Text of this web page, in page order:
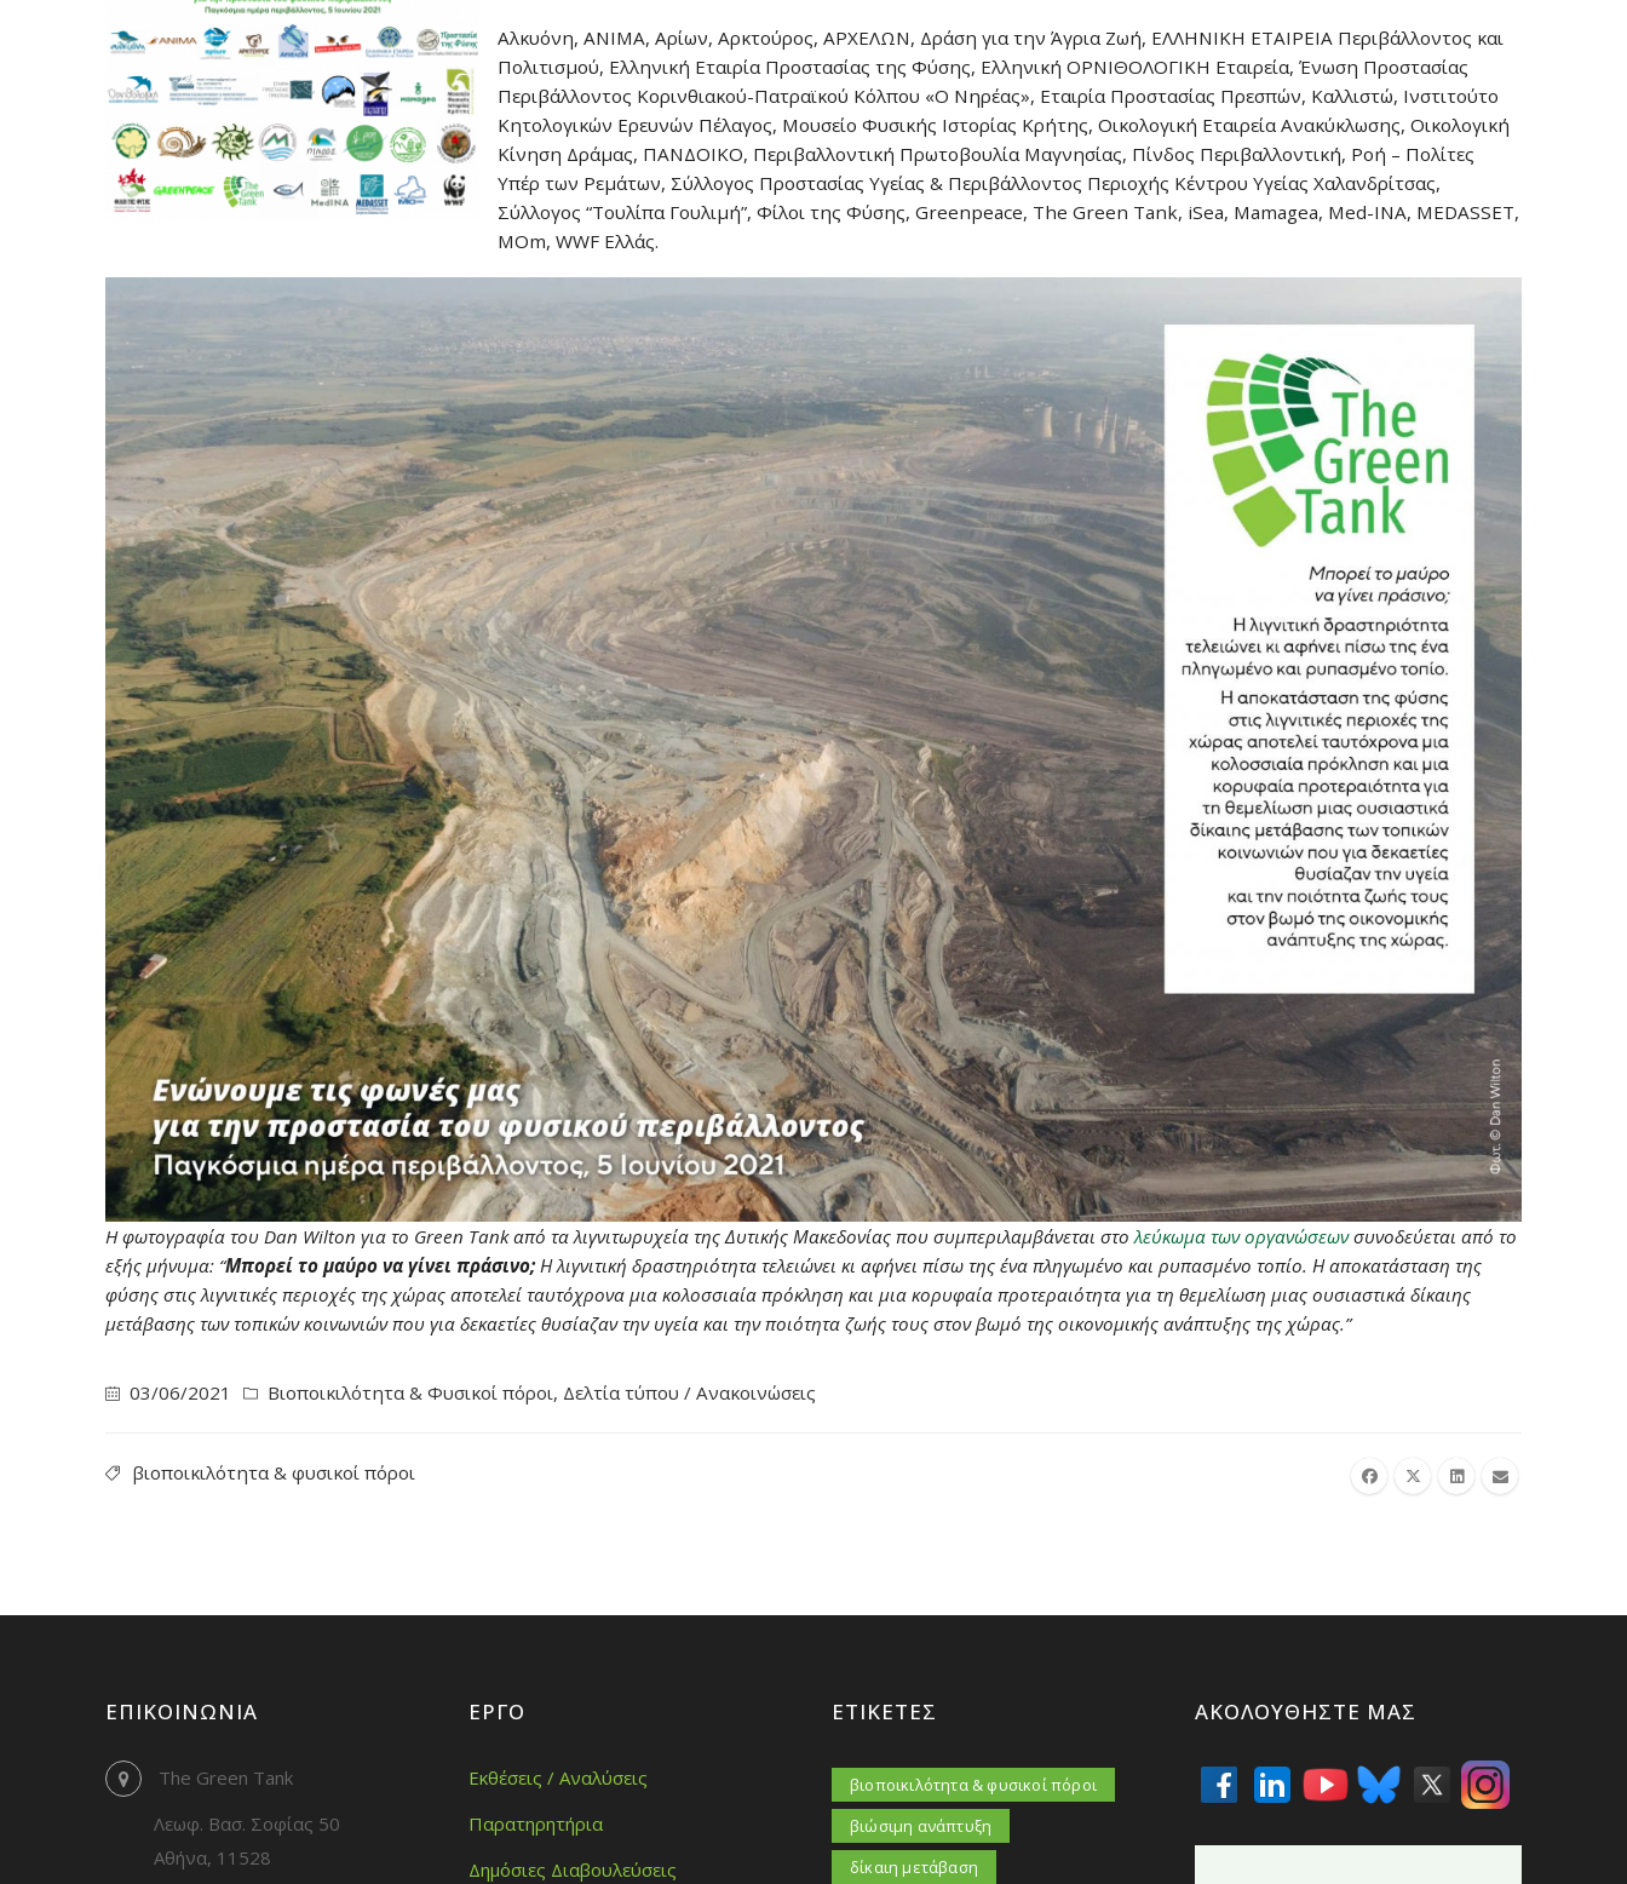
Αλκυόνη, ΑΝΙΜΑ, Αρίων, Αρκτούρος, ΑΡΧΕΛΩΝ, Δράση για την Άγρια Ζωή, ΕΛΛΗΝΙΚΗ ΕΤΑΙΡΕΙΑ Περιβάλλοντος και
Πολιτισμού, Ελληνική Εταιρία Προστασίας της Φύσης, Ελληνική ΟΡΝΙΘΟΛΟΓΙΚΗ Εταιρεία, Ένωση Προστασίας
Περιβάλλοντος Κορινθιακού-Πατραϊκού Κόλπου «Ο Νηρέας», Εταιρία Προστασίας Πρεσπών, Καλλιστώ, Ινστιτούτο
Κητολογικών Ερευνών Πέλαγος, Μουσείο Φυσικής Ιστορίας Κρήτης, Οικολογική Εταιρεία Ανακύκλωσης, Οικολογική
Κίνηση Δράμας, ΠΑΝΔΟΙΚΟ, Περιβαλλοντική Πρωτοβουλία Μαγνησίας, Πίνδος Περιβαλλοντική, Ροή – Πολίτες
Υπέρ των Ρεμάτων, Σύλλογος Προστασίας Υγείας & Περιβάλλοντος Περιοχής Κέντρου Υγείας Χαλανδρίτσας,
Σύλλογος “Τουλίπα Γουλιμή”, Φίλοι της Φύσης, Greenpeace, The Green Tank, iSea, Mamagea, Med-INA, MEDASSET,
MOm, WWF Ελλάς.
H φωτογραφία του Dan Wilton για το Green Tank από τα λιγνιτωρυχεία της Δυτικής Μακεδονίας που συμπεριλαμβάνεται στο λεύκωμα των οργανώσεωνσυνοδεύεται από το
εξής μήνυμα: “Μπορεί το μαύρο να γίνει πράσινο; Η λιγνιτική δραστηριότητα τελειώνει κι αφήνει πίσω της ένα πληγωμένο και ρυπασμένο τοπίο. Η αποκατάσταση της
φύσης στις λιγνιτικές περιοχές της χώρας αποτελεί ταυτόχρονα μια κολοσσιαία πρόκληση και μια κορυφαία προτεραιότητα για τη θεμελίωση μιας ουσιαστικά δίκαιης
μετάβασης των τοπικών κοινωνιών που για δεκαετίες θυσίαζαν την υγεία και την ποιότητα ζωής τους στον βωμό της οικονομικής ανάπτυξης της χώρας.”
03/06/2021 Βιοποικιλότητα & Φυσικοί πόροι, Δελτία τύπου / Ανακοινώσεις
βιοποικιλότητα & φυσικοί πόροι
ΕΠΙΚΟΙΝΩΝΊΑ
The Green Tank
Λεωφ. Βασ. Σοφίας 50
Αθήνα, 11528
ΈΡΓΟ
Εκθέσεις / Αναλύσεις
Παρατηρητήρια
Δημόσιες Διαβουλεύσεις
ΕΤΙΚΈΤΕΣ
βιοποικιλότητα & φυσικοί πόροι
βιώσιμη ανάπτυξη
δίκαιη μετάβαση
ΑΚΟΛΟΥΘΉΣΤΕ ΜΑΣ